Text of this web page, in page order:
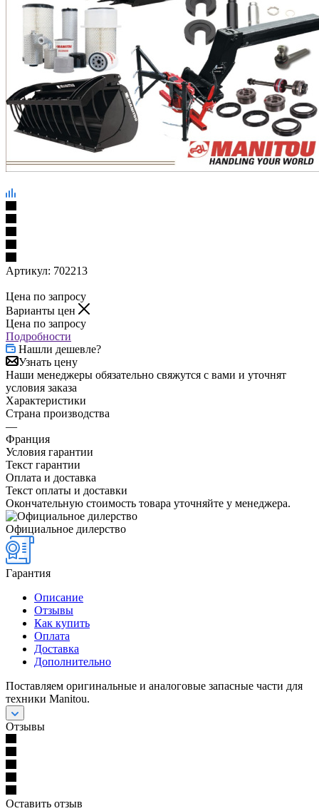
Артикул: 702213
Цена по запросу
Варианты цен
Цена по запросу
Подробности
Нашли дешевле?
Узнать цену
Наши менеджеры обязательно свяжутся с вами и уточнят
условия заказа
Характеристики
Страна производства
—
Франция
Условия гарантии
Текст гарантии
Оплата и доставка
Текст оплаты и доставки
Окончательную стоимость товара уточняйте у менеджера.
Официальное дилерство
Гарантия
Описание
Отзывы
Как купить
Оплата
Доставка
Дополнительно
Поставляем оригинальные и аналоговые запасные части для
техники Manitou.
Отзывы
Оставить отзыв